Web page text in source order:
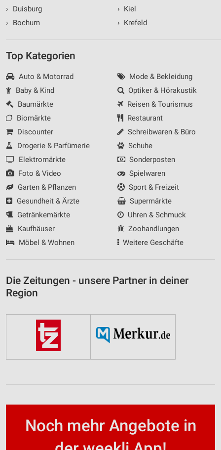
›
Duisburg
›
Bochum
› Kiel
› Krefeld
Top Kategorien
Auto & Motorrad
Baby & Kind
Baumärkte
Biomärkte
Discounter
Drogerie & Parfümerie
Elektromärkte
Foto & Video
Garten & Pflanzen
Gesundheit & Ärzte
Getränkemärkte
Kaufhäuser
Möbel & Wohnen
Mode & Bekleidung
Optiker & Hörakustik
Reisen & Tourismus
Restaurant
Schreibwaren & Büro
Schuhe
Sonderposten
Spielwaren
Sport & Freizeit
Supermärkte
Uhren & Schmuck
Zoohandlungen
Weitere Geschäfte
Die Zeitungen - unsere Partner in deiner
Region
Noch mehr Angebote in